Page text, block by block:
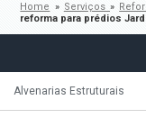
Home » Serviços »
reforma para prédios
Alvenarias Estruturais